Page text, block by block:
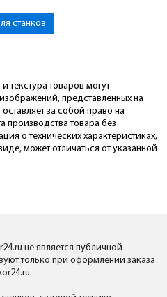
станков
текстура товаров могут
представленных на
за собой право на
производства товара без
о технических характеристиках,
может отличаться от указанной
не является публичной
только при оформлении заказа